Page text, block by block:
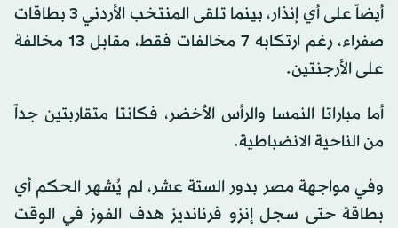
أيضاً على أي إنذار، بينما تلقى المنتخب الأردني 3 بطاقات
صفراء، رغم ارتكابه 7 مخالفات فقط، مقابل 13 مخالفة
على الأرجنتين.
أما مباراتا النمسا والرأس الأخضر، فكانتا متقاربتين جداً
من الناحية الانضباطية.
وفي مواجهة مصر بدور الستة عشر، لم يُشهر الحكم أي
بطاقة حتى سجل إنزو فرنانديز هدف الفوز في الوقت